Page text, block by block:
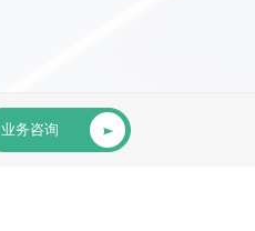
业务咨询